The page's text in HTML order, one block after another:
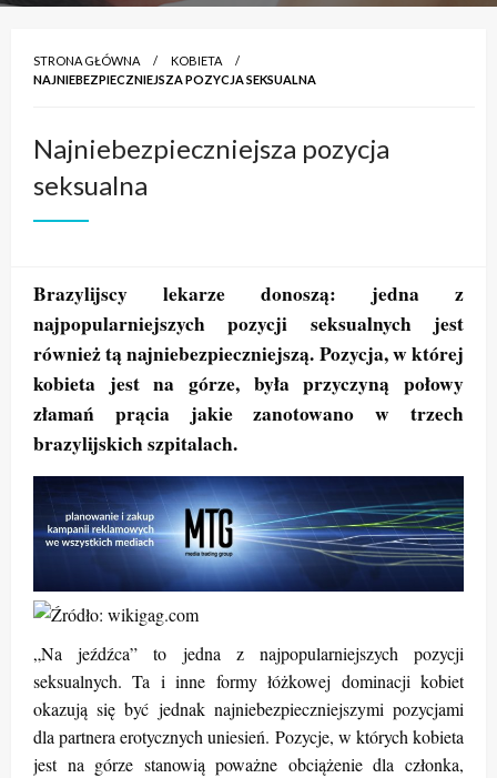
STRONA GŁÓWNA
KOBIETA
NAJNIEBEZPIECZNIEJSZA POZYCJA SEKSUALNA
Najniebezpieczniejsza pozycja
seksualna
Brazylijscy lekarze donoszą: jedna z
najpopularniejszych pozycji seksualnych jest
również tą najniebezpieczniejszą. Pozycja, w której
kobieta jest na górze, była przyczyną połowy
złamań prącia jakie zanotowano w trzech
brazylijskich szpitalach.
„Na jeźdźca” to jedna z najpopularniejszych pozycji
seksualnych. Ta i inne formy łóżkowej dominacji kobiet
okazują się być jednak najniebezpieczniejszymi pozycjami
dla partnera erotycznych uniesień. Pozycje, w których kobieta
jest na górze stanowią poważne obciążenie dla członka,